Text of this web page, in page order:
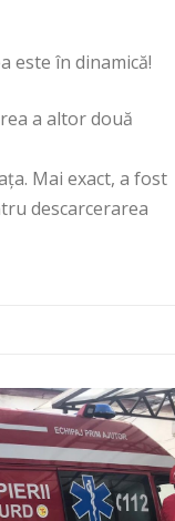
este în dinamică!
a altor două
Mai exact, a fost
descarcerarea